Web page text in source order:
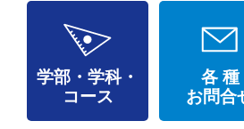
学部・学科・
コース
各 種
お問合